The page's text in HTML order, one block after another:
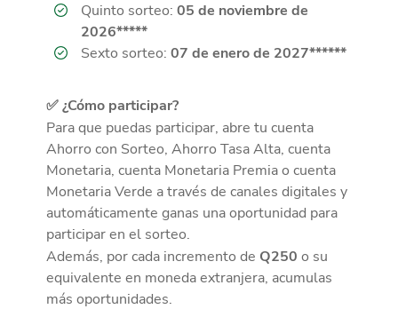
Quinto sorteo: 05 de noviembre de
2026*****
Sexto sorteo: 07 de enero de 2027******
✅ ¿Cómo participar?
Para que puedas participar, abre tu cuenta
Ahorro con Sorteo, Ahorro Tasa Alta, cuenta
Monetaria, cuenta Monetaria Premia o cuenta
Monetaria Verde a través de canales digitales y
automáticamente ganas una oportunidad para
participar en el sorteo.
Además, por cada incremento de Q250 o su
equivalente en moneda extranjera, acumulas
más oportunidades.